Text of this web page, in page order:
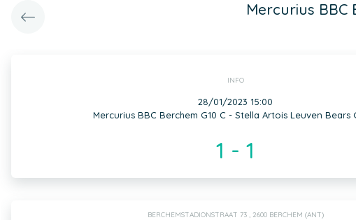
Mercurius BBC
INFO
28/01/2023 15:00
Mercurius BBC Berchem G10 C - Stella Artois Leuven Bears
1 - 1
BERCHEMSTADIONSTRAAT 73 , 2600 BERCHEM (ANT)